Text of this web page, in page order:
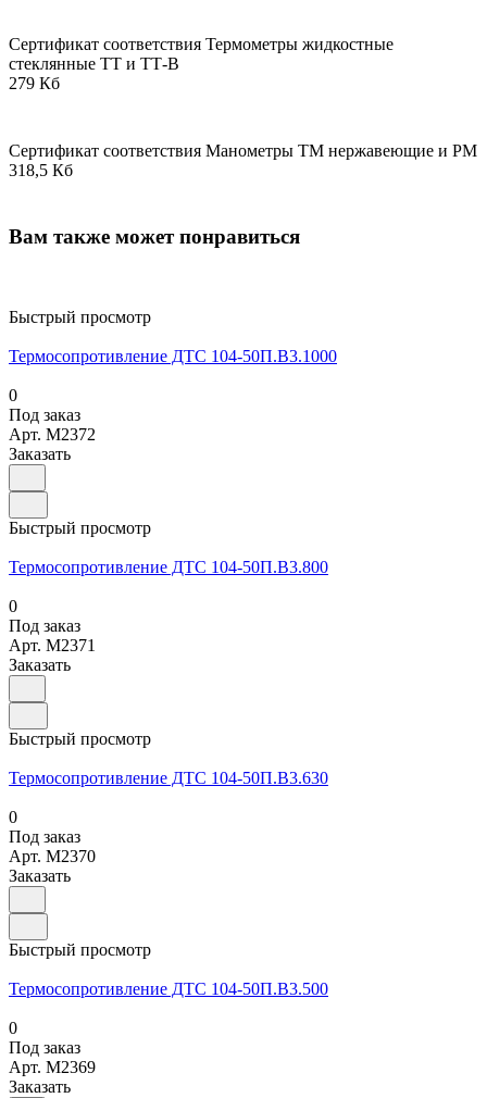
Сертификат соответствия Термометры жидкостные
стеклянные ТТ и ТТ-В
279 Кб
Сертификат соответствия Манометры ТМ нержавеющие и РМ
318,5 Кб
Вам также может понравиться
Быстрый просмотр
Термосопротивление ДТС 104-50П.В3.1000
0
Под заказ
Арт. M2372
Заказать
Быстрый просмотр
Термосопротивление ДТС 104-50П.В3.800
0
Под заказ
Арт. M2371
Заказать
Быстрый просмотр
Термосопротивление ДТС 104-50П.В3.630
0
Под заказ
Арт. M2370
Заказать
Быстрый просмотр
Термосопротивление ДТС 104-50П.В3.500
0
Под заказ
Арт. M2369
Заказать